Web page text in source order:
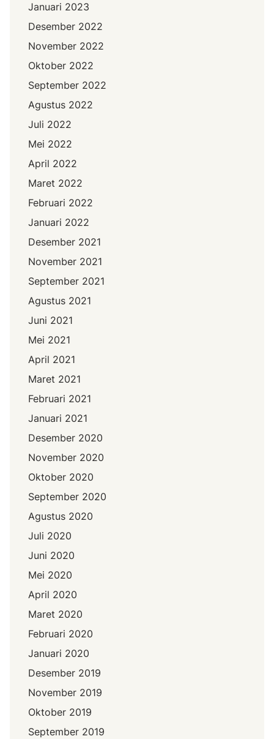
Januari 2023
Desember 2022
November 2022
Oktober 2022
September 2022
Agustus 2022
Juli 2022
Mei 2022
April 2022
Maret 2022
Februari 2022
Januari 2022
Desember 2021
November 2021
September 2021
Agustus 2021
Juni 2021
Mei 2021
April 2021
Maret 2021
Februari 2021
Januari 2021
Desember 2020
November 2020
Oktober 2020
September 2020
Agustus 2020
Juli 2020
Juni 2020
Mei 2020
April 2020
Maret 2020
Februari 2020
Januari 2020
Desember 2019
November 2019
Oktober 2019
September 2019